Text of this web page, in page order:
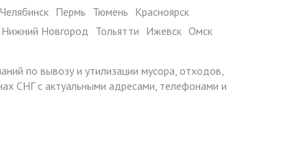
Челябинск Пермь Тюмень Красноярск
Нижний Новгород Тольятти Ижевск Омск
по вывозу и утилизации мусора, отходов,
СНГ с актуальными адресами, телефонами и